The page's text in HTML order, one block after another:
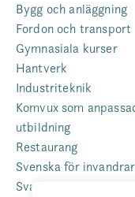
Bygg och anläggning
Fordon och transport
Gymnasiala kurser
Hantverk
Industriteknik
Komvux som
utbildning
Restaurang
Svenska för
Sva – grundläggande